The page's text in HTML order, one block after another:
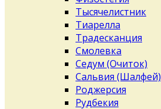
Тысячелистник
Тиарелла
Традесканция
Смолевка
Седум (Очиток)
Сальвия (Шалфей)
Роджерсия
Рудбекия